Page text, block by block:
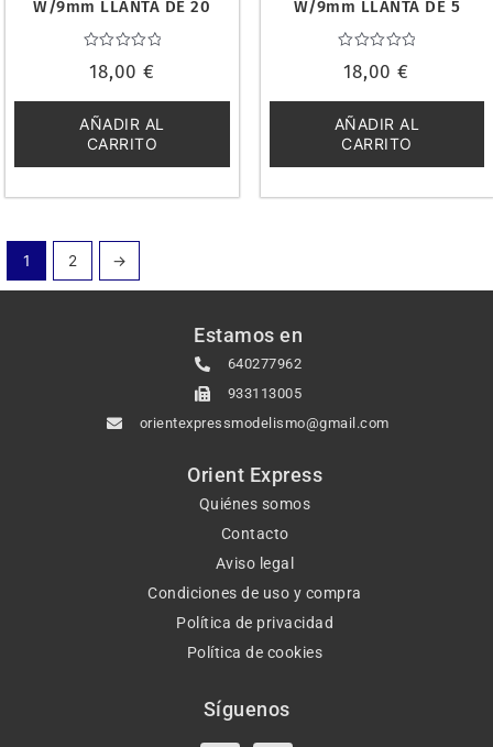
W/9mm LLANTA DE 20
RADIOS (4). FASTRAX
FAST1355BC-D19
con
de
5
18,00 €
AÑADIR AL
CARRITO
W/9mm LLANTA DE 5
RADIOS (4). FASTRAX
FAST1354C-D19
con
de
5
18,00€
AÑADIR AL
CARRITO
1 2 →
Estamos en
640277962
933113005
orientexpressmodelismo@gmail.com
Orient Express
Quiénes somos
Contacto
Aviso legal
Condiciones de uso y compra
Política de privacidad
Política de cookies
Síguenos